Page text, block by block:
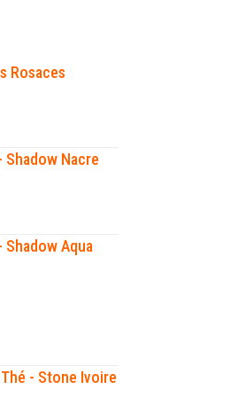
Rosaces
Shadow Nacre
Shadow Aqua
- Stone Ivoire